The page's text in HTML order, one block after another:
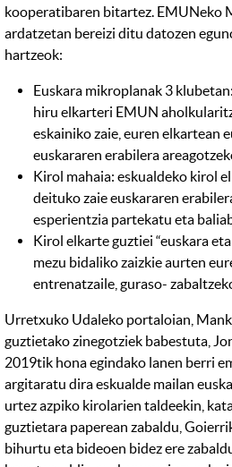
kooperatibaren bitartez. EMUNeko
ardatzetan bereizi ditu datozen
hartzeok:
Euskara mikroplanak 3
hiru elkarteri EMUN
eskainiko zaie, euren elkartean
euskararen erabilera
Kirol mahaia: eskualdeko kirol
deituko zaie euskararen
esperientzia partekatu eta
Kirol elkarte guztiei “euskara
mezu bidaliko zaizkie aurten
entrenatzaile, guraso-
Urretxuko Udaleko portaloian,
guztietako zinegotziek babestuta,
2019tik hona egindako lanen berri
argitaratu dira eskualde mailan
urtez azpiko kirolarien taldeekin,
guztietara paperean zabaldu,
bihurtu eta bideoen bidez ere